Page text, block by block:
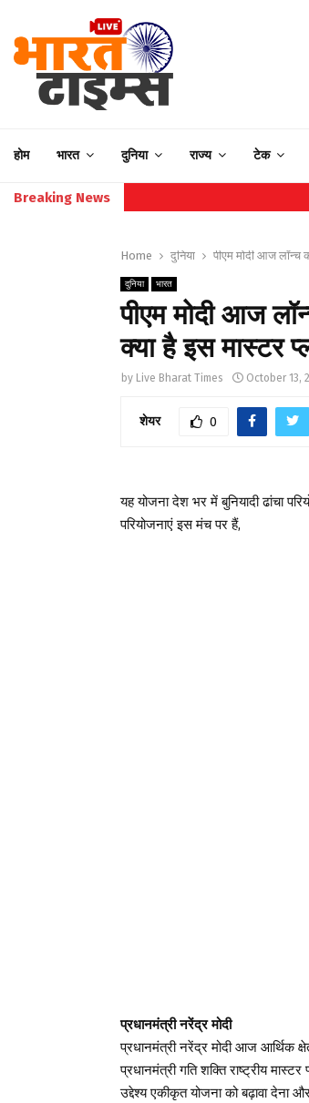
होम भारत दुनिया राज्य टेक
Breaking News
Home दुनिया पीएम मोदी आज लॉन्च
दुनिया भारत
पीएम मोदी आज
क्या है इस मास्टर
by Live Bharat Times October 13,
शेयर 0
यह योजना देश भर में बुनियादी ढांचा
परियोजनाएं इस मंच पर हैं,
प्रधानमंत्री नरेंद्र मोदी
प्रधानमंत्री नरेंद्र मोदी आज आर्थिक
प्रधानमंत्री गति शक्ति राष्ट्रीय
उद्देश्य एकीकृत योजना को बढ़ावा देना